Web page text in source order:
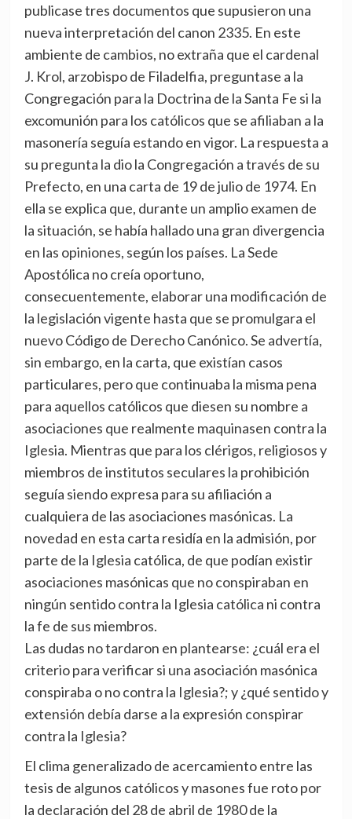
publicase tres documentos que supusieron una
nueva interpretación del canon 2335. En este
ambiente de cambios, no extraña que el cardenal
J. Krol, arzobispo de Filadelfia, preguntase a la
Congregación para la Doctrina de la Santa Fe si la
excomunión para los católicos que se afiliaban a la
masonería seguía estando en vigor. La respuesta a
su pregunta la dio la Congregación a través de su
Prefecto, en una carta de 19 de julio de 1974. En
ella se explica que, durante un amplio examen de
la situación, se había hallado una gran divergencia
en las opiniones, según los países. La Sede
Apostólica no creía oportuno,
consecuentemente, elaborar una modificación de
la legislación vigente hasta que se promulgara el
nuevo Código de Derecho Canónico. Se advertía,
sin embargo, en la carta, que existían casos
particulares, pero que continuaba la misma pena
para aquellos católicos que diesen su nombre a
asociaciones que realmente maquinasen contra la
Iglesia. Mientras que para los clérigos, religiosos y
miembros de institutos seculares la prohibición
seguía siendo expresa para su afiliación a
cualquiera de las asociaciones masónicas. La
novedad en esta carta residía en la admisión, por
parte de la Iglesia católica, de que podían existir
asociaciones masónicas que no conspiraban en
ningún sentido contra la Iglesia católica ni contra
la fe de sus miembros.
Las dudas no tardaron en plantearse: ¿cuál era el
criterio para verificar si una asociación masónica
conspiraba o no contra la Iglesia?; y ¿qué sentido y
extensión debía darse a la expresión conspirar
contra la Iglesia?
El clima generalizado de acercamiento entre las
tesis de algunos católicos y masones fue roto por
la declaración del 28 de abril de 1980 de la